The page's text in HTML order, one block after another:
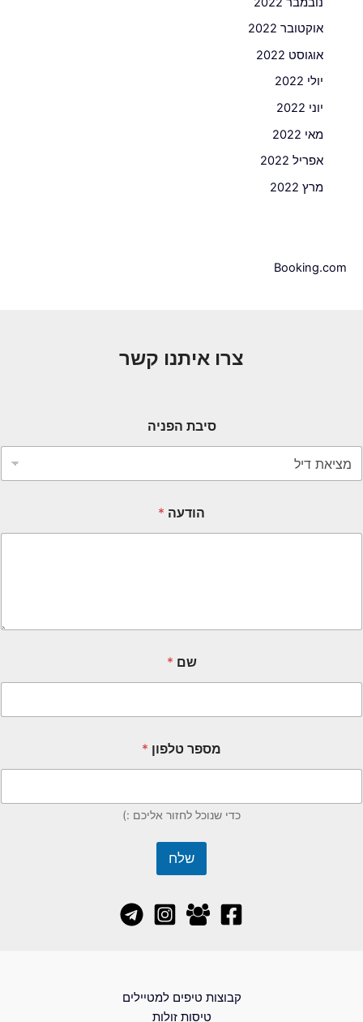
אוקטובר 2022
אוגוסט 2022
יולי 2022
יוני 2022
מאי 2022
אפריל 2022
מרץ 2022
Booking.com
צרו איתנו קשר
סיבת הפניה
הודעה *
שם *
מספר טלפון *
כדי שנוכל לחזור אליכם :)
שלח
קבוצות טיפים למטיילים
טיסות זולות